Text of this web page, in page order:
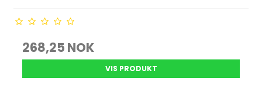
268,25 NOK
VIS PRODUKT